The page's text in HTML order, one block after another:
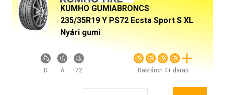
KUMHO GUMIABRONCS
235/35R19 Y PS72 Ecsta Sport S XL
Nyári gumi
D A 72 Raktáron 4+ darab